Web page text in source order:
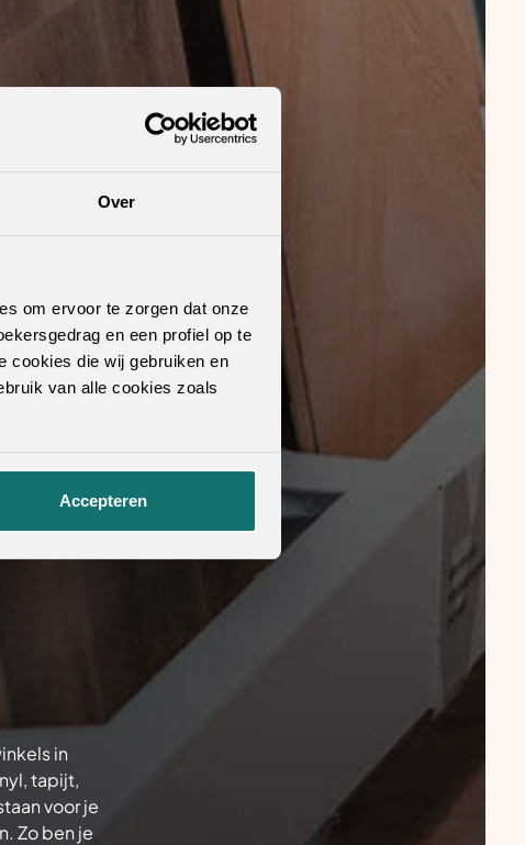
Over
om ervoor te zorgen dat onze
en een profiel op te
cookies die wij gebruiken en
van alle cookies zoals
Accepteren
in
tapijt,
voor je
Zo ben je